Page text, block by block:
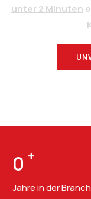
unter 2 Minuten
0 +
Jahre in der